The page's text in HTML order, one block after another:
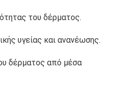
του δέρματος.
υγείας και ανανέωσης.
δέρματος από μέσα